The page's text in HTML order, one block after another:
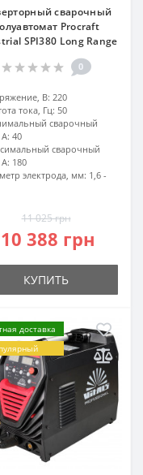
сварочный
Procraft
SPI380 Long Range
0
В: 220
тока, Гц: 50
сварочный
40
сварочный
180
электрода, мм: 1,6 -
11 025 грн
10 388 грн
КУПИТЬ
доставка